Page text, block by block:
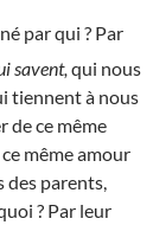
par qui ? Par
savent, qui nous
tiennent à nous
de ce même
même amour
des parents,
? Par leur